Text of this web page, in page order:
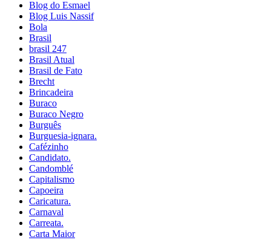
Blog do Esmael
Blog Luis Nassif
Bola
Brasil
brasil 247
Brasil Atual
Brasil de Fato
Brecht
Brincadeira
Buraco
Buraco Negro
Burguês
Burguesia-ignara.
Cafézinho
Candidato.
Candomblé
Capitalismo
Capoeira
Caricatura.
Carnaval
Carreata.
Carta Maior